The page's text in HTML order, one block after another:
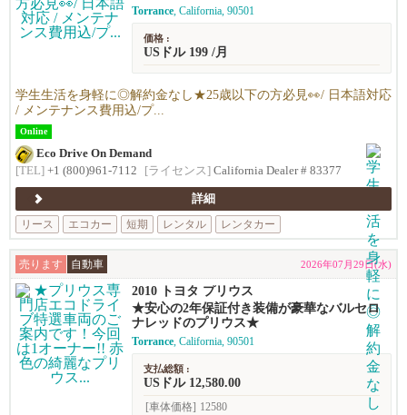
Torrance, California, 90501
価格 :
USドル 199 /月
学生生活を身軽に◎解約金なし★25歳以下の方必見👀/ 日本語対応
/ メンテナンス費用込/プ...
Online
Eco Drive On Demand
[TEL] +1 (800)961-7112 [ライセンス] California Dealer # 83377
詳細
リース
エコカー 短期 レンタル レンタカー
売ります 自動車 2026年07月29日(水)
2010 トヨタ プリウス
★安心の2年保証付き装備が豪華なバルセロ
ナレッドのプリウス★
Torrance, California, 90501
支払総額 :
USドル 12,580.00
[車体価格] 12580